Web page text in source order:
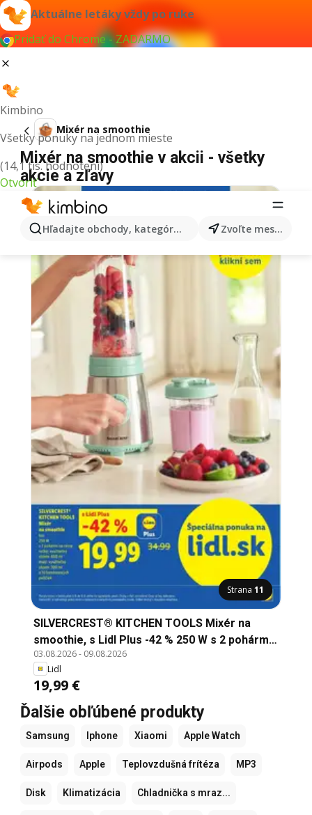
Aktuálne letáky vždy po ruke
Pridať do Chrome - ZADARMO
Kimbino
Všetky ponuky na jednom mieste
(14,1 tis. hodnotení)
Otvoriť
Hľadajte obchody, kategórie, produkty... Zvoľte mesto
Mixér na smoothie
Mixér na smoothie v akcii - všetky
akcie a zľavy
Strana 11
SILVERCREST® KITCHEN TOOLS Mixér na
smoothie, s Lidl Plus -42 % 250 W s 2 pohármi
na cesty: veľký: využiteľný objem: 600 ml malý:
využiteľný objem: 300 ml a 10 bambusových
paličiek
03.08.2026- 09.08.2026
Lidl
19,99 €
Ďalšie obľúbené produkty
Samsung Iphone Xiaomi Apple Watch
Airpods Apple Teplovzdušná frítéza MP3
Disk Klimatizácia Chladnička s mraz...